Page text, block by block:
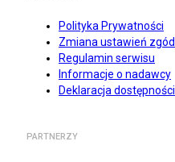
Polityka Prywatności
Zmiana ustawień zgód
Regulamin serwisu
Informacje o nadawcy
Deklaracja dostępności
PARTNERZY